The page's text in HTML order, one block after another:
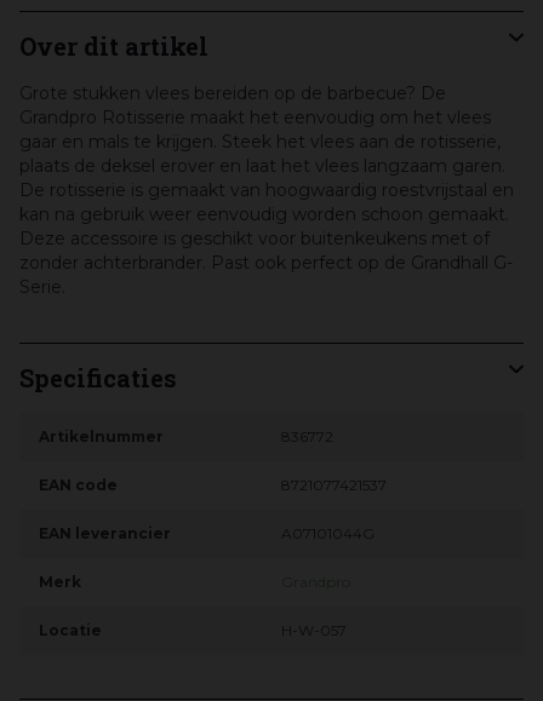
Over dit artikel
Grote stukken vlees bereiden op de barbecue? De
Grandpro Rotisserie maakt het eenvoudig om het vlees
gaar en mals te krijgen. Steek het vlees aan de rotisserie,
plaats de deksel erover en laat het vlees langzaam garen.
De rotisserie is gemaakt van hoogwaardig roestvrijstaal en
kan na gebruik weer eenvoudig worden schoon gemaakt.
Deze accessoire is geschikt voor buitenkeukens met of
zonder achterbrander. Past ook perfect op de Grandhall G-
Serie.
Specificaties
Artikelnummer 836772
EAN code 8721077421537
EAN leverancier A07101044G
Merk
Locatie H-W-057